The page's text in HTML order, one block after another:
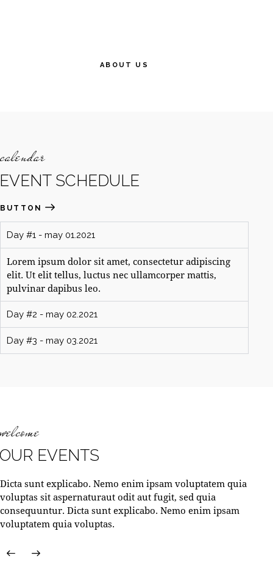
ABOUT US
calendar
EVENT SCHEDULE
BUTTON
Day #1 - may 01.2021
Lorem ipsum dolor sit amet, consectetur adipiscing
elit. Ut elit tellus, luctus nec ullamcorper mattis,
pulvinar dapibus leo.
Day #2 - may 02.2021
Day #3 - may 03.2021
welcome
OUR EVENTS
Dicta sunt explicabo. Nemo enim ipsam voluptatem quia
voluptas sit aspernaturaut odit aut fugit, sed quia
consequuntur. Dicta sunt explicabo. Nemo enim ipsam
voluptatem quia voluptas.